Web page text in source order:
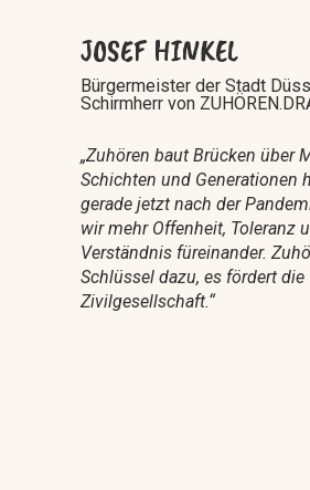
JOSEF HINKEL
Bürgermeister der Stadt
Schirmherr von
„Zuhören baut Brücken über
Schichten und Generationen
gerade jetzt nach der
wir mehr Offenheit, Toleranz
Verständnis füreinander.
Schlüssel dazu, es fördert die
Zivilgesellschaft.“